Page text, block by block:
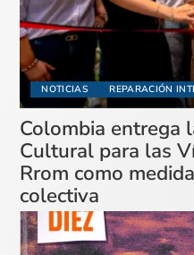
NOTICIAS REPARACIÓN
Colombia entrega
Cultural para las
Rrom como
colectiva